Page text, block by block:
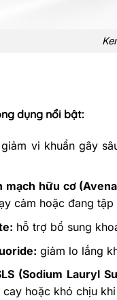
dụng nổi bật:
vi khuẩn gây
mạch hữu cơ
cảm hoặc đang tập
hỗ trợ bổ sung
giảm lo lắng
(Sodium Lauryl
hoặc khó chịu